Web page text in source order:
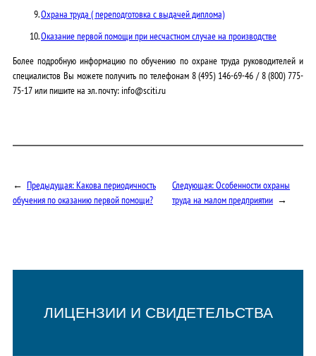
Охрана труда ( переподготовка с выдачей диплома)
Оказание первой помощи при несчастном случае на производстве
Более подробную информацию по обучению по охране труда руководителей и
специалистов Вы можете получить по телефонам 8 (495) 146-69-46 /8 (800) 775-
75-17или пишите на эл. почту: info@sciti.ru
← Предыдущая:Какова периодичность
обучения по оказанию первой помощи?
Следующая:Особенности охраны
труда на малом предприятии →
ЛИЦЕНЗИИ И СВИДЕТЕЛЬСТВА